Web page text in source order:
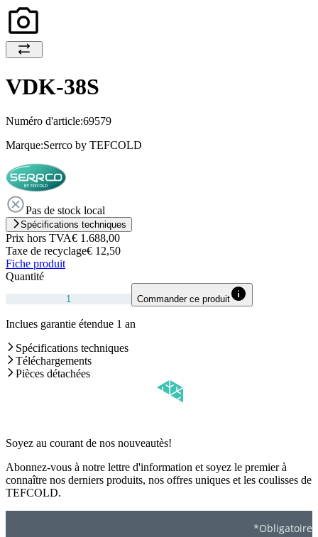
VDK-38S
Numéro d'article:69579
Marque:Serrco by TEFCOLD
Pas de stock local
Spécifications techniques
Prix hors TVA€ 1.688,00
Taxe de recyclage€ 12,50
Fiche produit
Quantité
Commander ce produit
Inclues garantie étendue 1 an
Spécifications techniques
Téléchargements
Pièces détachées
Soyez au courant de nos nouveautès!
Abonnez-vous à notre lettre d'information et soyez le premier à
connaître nos derniers produits, nos offres uniques et les coulisses de
TEFCOLD.
*Obligatoire